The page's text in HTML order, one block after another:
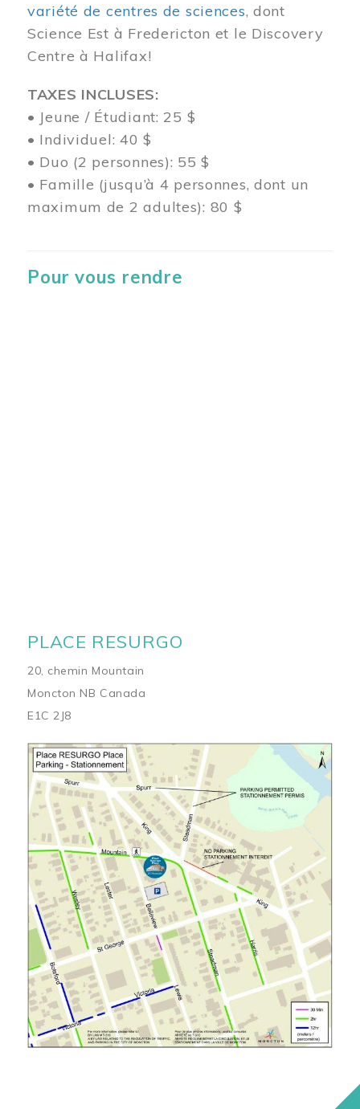
variété de centres de sciences, dont
Science Est à Fredericton et le Discovery
Centre à Halifax!
TAXES INCLUSES:
• Jeune / Étudiant: 25 $
• Individuel: 40 $
• Duo (2 personnes): 55 $
• Famille (jusqu’à 4 personnes, dont un
maximum de 2 adultes): 80 $
Pour vous rendre
PLACE RESURGO
20, chemin Mountain
Moncton NB Canada
E1C 2J8